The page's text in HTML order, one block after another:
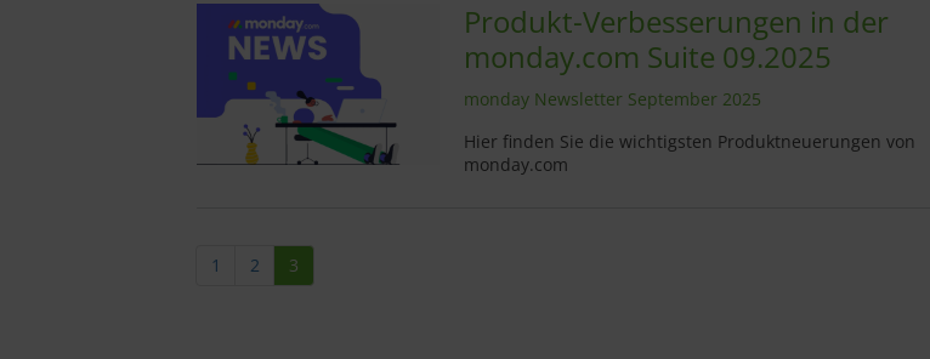
Produkt-Verbesserungen in der
monday.com Suite 09.2025
monday Newsletter September 2025
Hier finden Sie die wichtigsten Produktneuerungen von
monday.com
1 2 3